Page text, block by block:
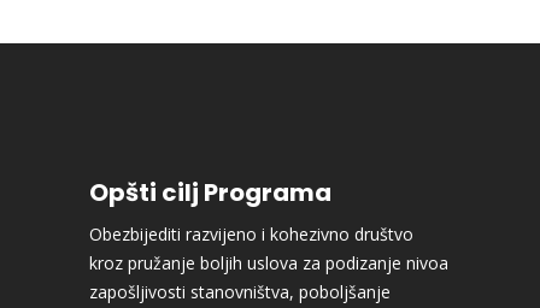
Opšti cilj Programa
Obezbijediti razvijeno i kohezivno društvo
kroz pružanje boljih uslova za podizanje nivoa
zapošljivosti stanovništva, poboljšanje